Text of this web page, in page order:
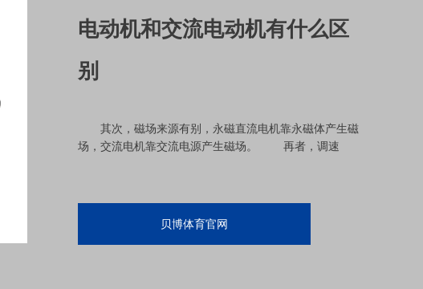
电动机和交流电动机有什么区
别
其次，磁场来源有别，永磁直流电机靠永磁体产生磁
场，交流电机靠交流电源产生磁场。 再者，调速
贝博体育官网